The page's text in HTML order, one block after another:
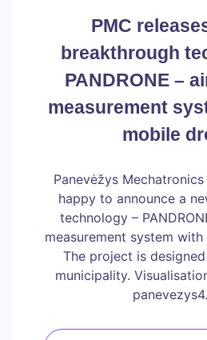
PMC
breakthrough
PANDRONE –
measurement
mobile
Panevėžys
happy to announce a
technology –
measurement system
The project is
municipality.